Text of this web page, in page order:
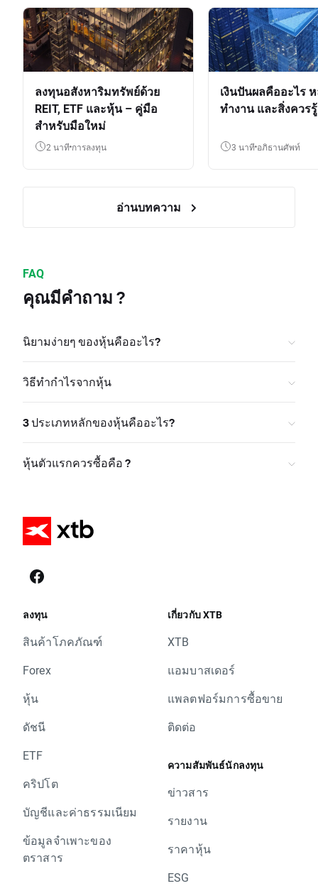
ลงทุนอสังหาริมทรัพย์ด้วย
REIT, ETF และหุ้น – คู่มือ
สำหรับมือใหม่
2 นาที การลงทุน
เงินปันผลคืออะไร
ทำงาน และสิ่งควรรู้
3 นาที อภิธานศัพท์
อ่านบทความ
FAQ
คุณมีคำถาม ?
นิยามง่ายๆ ของหุ้นคืออะไร?
วิธีทำกำไรจากหุ้น
3 ประเภทหลักของหุ้นคืออะไร?
หุ้นตัวแรกควรซื้อคือ ?
ลงทุน
สินค้าโภคภัณฑ์
Forex
หุ้น
ดัชนี
ETF
คริปโต
บัญชีและค่าธรรมเนียม
ข้อมูลจำเพาะของ
ตราสาร
เกี่ยวกับ XTB
XTB
แอมบาสเดอร์
แพลตฟอร์มการซื้อขาย
ติดต่อ
ความสัมพันธ์นักลงทุน
ข่าวสาร
รายงาน
ราคาหุ้น
ESG